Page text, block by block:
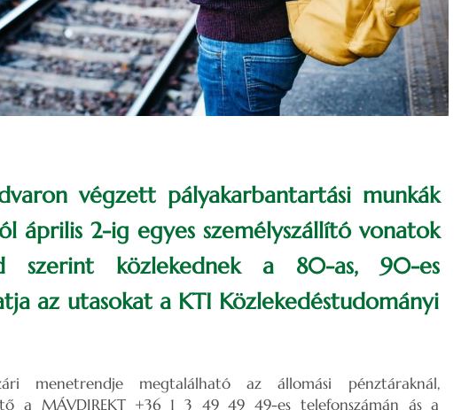
végzett pályakarbantartási munkák
április 2-ig egyes személyszállító vonatok
szerint közlekednek a 80-as, 90-es
az utasokat a KTI Közlekedéstudományi
menetrendje megtalálható az állomási pénztáraknál,
a MÁVDIREKT +36 1 3 49 49 49-es telefonszámán ás a